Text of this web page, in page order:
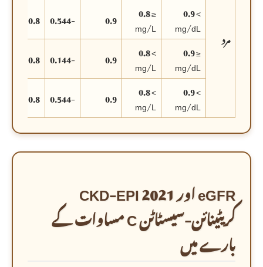
مرد
> 0.9
mg/dL
≤ 0.8
mg/L
0.9
-0.544
0.8
≤ 0.9
mg/dL
> 0.8
mg/L
0.9
-0.144
0.8
> 0.9
mg/dL
> 0.8
mg/L
0.9
-0.544
0.8
eGFR اور 2021 CKD-EPI
کریٹینائن-سیسٹاٹن C مساوات کے
بارے میں